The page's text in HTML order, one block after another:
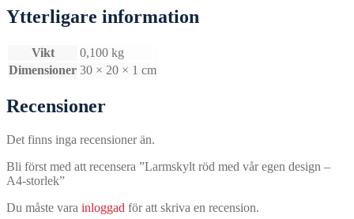
Ytterligare information
Vikt
0,100 kg
Dimensioner 30 × 20 × 1 cm
Recensioner
Det finns inga recensioner än.
Bli först med att recensera ”Larmskylt röd med vår egen design –
A4-storlek”
Du måste vara inloggad för att skriva en recension.